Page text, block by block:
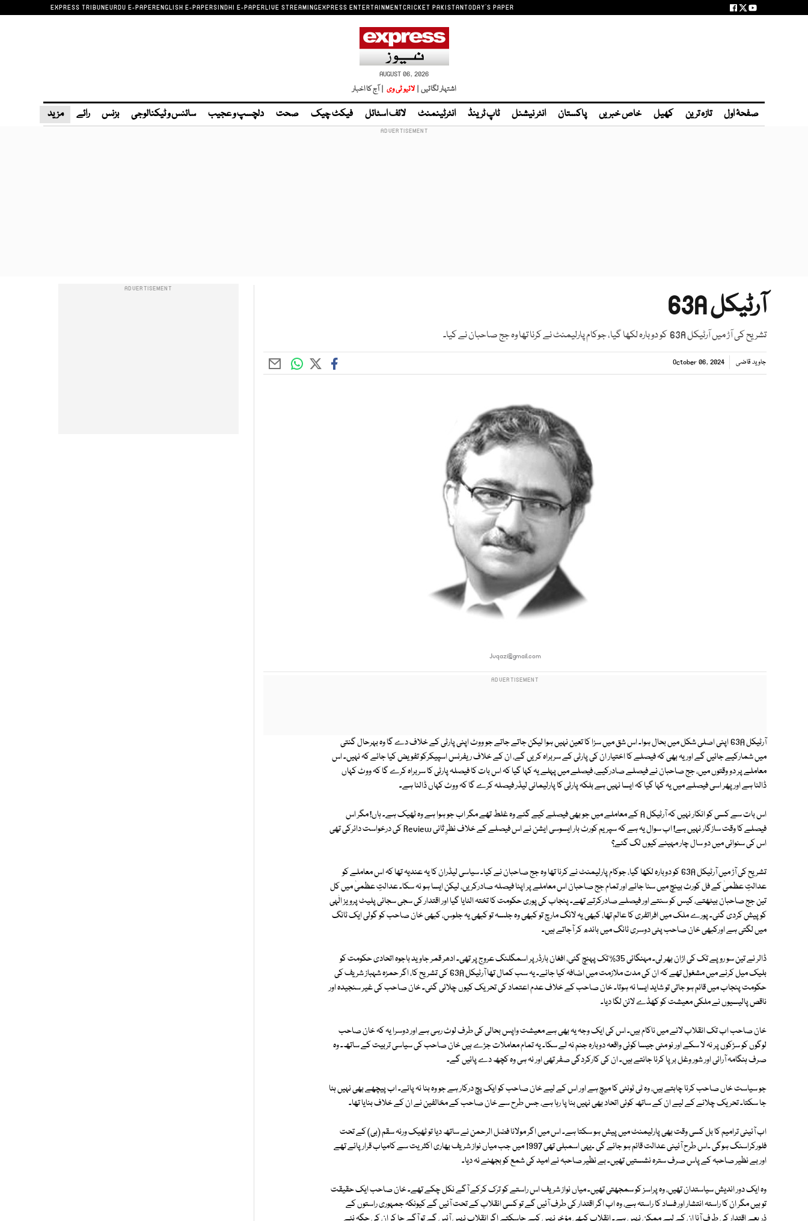
EXPRESS TRIBUNEURDU E-PAPERENGLISH E-PAPERSINDHI E-PAPERLIVE STREAMINGEXPRESS ENTERTAINMENTCRICKET PAKISTANTODAY'S PAPER
AUGUST 06, 2026
اشتہار لگائیں | لائیو ٹی وی | آج کا اخبار
صفحۂ اول تازہ ترین کھیل خاص خبریں پاکستان انٹر نیشنل ٹاپ ٹرینڈ انٹرٹینمنٹ لائف اسٹائل فیکٹ چیک صحت دلچسپ و عجیب سائنس و ٹیکنالوجی بزنس رائے مزید
آرٹیکل 63A
تشریح کی آڑ میں آرٹیکل 63A کو دوبارہ لکھا گیا، جوکام پارلیمنٹ نے کرنا تھا وہ جج صاحبان نے کیا۔
جاوید قاضی October 06, 2024
Jvqazi@gmail.com
آرٹیکل 63A اپنی اصلی شکل میں بحال ہوا۔ اس شق میں سزا کا تعین نہیں ہوا لیکن جاتے جاتے جو ووٹ اپنی پارٹی کے خلاف دے گا وہ بہرحال گنتی
میں شمارکیے جائیں گے اور یہ بھی کہ فیصلے کا اختیار ان کی پارٹی کے سربراہ کریں گے، ان کے خلاف ریفرنس اسپیکرکو تفویض کیا جائے کہ نہیں۔ اس
معاملے پر دو وقتوں میں، جج صاحبان نے فیصلے صادرکیے، فیصلے میں پہلے یہ کہا گیا کہ اس بات کا فیصلہ پارٹی کا سربراہ کرے گا کہ ووٹ کہاں
ڈالنا ہے اور پھر اسی فیصلے میں یہ کہا گیا کہ ایسا نہیں ہے بلکہ پارٹی کا پارلیمانی لیڈر فیصلہ کرے گا کہ ووٹ کہاں ڈالنا ہے۔
اس بات سے کسی کو انکار نہیں کہ آرٹیکل A کے معاملے میں جو بھی فیصلے کیے گئے وہ غلط تھے مگر اب جو ہوا ہے وہ ٹھیک ہے۔ ہاں! مگر اس
فیصلے کا وقت سازگار نہیں ہے! اب سوال یہ ہے کہ سپریم کورٹ بار ایسوسی ایشن نے اس فیصلے کے خلاف نظرِ ثانی Review کی درخواست دائرکی تھی
اس کی سنوائی میں دو سال چار مہینے کیوں لگ گئے؟
تشریح کی آڑ میں آرٹیکل 63A کو دوبارہ لکھا گیا، جوکام پارلیمنٹ نے کرنا تھا وہ جج صاحبان نے کیا۔ سیاسی لیڈران کا یہ عندیہ تھا کہ اس معاملے کو
عدالتِ عظمیٰ کے فل کورٹ بینچ میں سنا جائے اور تمام جج صاحبان اس معاملے پر اپنا فیصلہ صادرکریں، لیکن ایسا ہو نہ سکا۔ عدالتِ عظمیٰ میں کل
تین جج صاحبان بیٹھتے، کیس کو سنتے اور فیصلے صادرکرتے تھے۔ پنجاب کی پوری حکومت کا تختہ الٹایا گیا اور اقتدار کی سجی سجائی پلیٹ پرویز الٰہی
کو پیش کردی گئی۔ پورے ملک میں افراتفری کا عالم تھا، کبھی یہ لانگ مارچ تو کبھی وہ جلسہ تو کبھی یہ جلوس، کبھی خان صاحب کو گولی ایک ٹانگ
میں لگتی ہے اورکبھی خان صاحب پٹی دوسری ٹانگ میں باندھ کر آجاتے ہیں۔
ڈالر نے تین سو روپے تک کی اڑان بھر لی۔ مہنگائی 35% تک پہنچ گئی، افغان بارڈر پر اسمگلنگ عروج پر تھی۔ ادھر قمر جاوید باجوہ اتحادی حکومت کو
بلیک میل کرنے میں مشغول تھے کہ ان کی مدت ملازمت میں اضافہ کیا جائے۔ یہ سب کمال تھا آرٹیکل 63A کی تشریح کا، اگر حمزہ شہباز شریف کی
حکومت پنجاب میں قائم ہو جاتی تو شاید ایسا نہ ہوتا۔ خان صاحب کے خلاف عدم اعتماد کی تحریک کیوں چلائی گئی۔ خان صاحب کی غیر سنجیدہ اور
ناقص پالیسیوں نے ملکی معیشت کو کھڈے لائن لگا دیا۔
خان صاحب اب تک انقلاب لانے میں ناکام ہیں۔ اس کی ایک وجہ یہ بھی ہے معیشت واپس بحالی کی طرف لوٹ رہی ہے اور دوسرا یہ کہ خان صاحب
لوگوں کو سڑکوں پر نہ لا سکے اور نو مئی جیسا کوئی واقعہ دوبارہ جنم نہ لے سکا۔ یہ تمام معاملات جڑے ہیں خان صاحب کی سیاسی تربیت کے ساتھ۔ وہ
صرف ہنگامہ آرائی اور شور وغل برپا کرنا جانتے ہیں۔ ان کی کارکردگی صفر تھی اور نہ ہی وہ کچھ دے پائیں گے۔
جو سیاست خاں صاحب کرنا چاہتے ہیں، وہ ٹی ٹونٹی کا میچ ہے اور اس کے لیے خان صاحب کو ایک پچ درکار ہے جو وہ بنا نہ پائے۔ اب پیچھے بھی نہیں ہٹا
جا سکتا۔ تحریک چلانے کے لیے ان کے ساتھ کوئی اتحاد بھی نہیں بنا پا رہا ہے، جس طرح سے خان صاحب کے مخالفین نے ان کے خلاف بنایا تھا۔
اب آئینی ترامیم کا بل کسی وقت بھی پارلیمنٹ میں پیش ہو سکتا ہے۔ اس میں اگر مولانا فضل الرحمن نے ساتھ دیا تو ٹھیک ورنہ سقم (بی) کے تحت
فلورکراسنگ ہوگی ۔اس طرح آئینی عدالت قائم ہو جائے گی ۔یہی اسمبلی تھی 1997 میں جب میاں نواز شریف بھاری اکثریت سے کامیاب قرار پائے تھے
اور بے نظیر صاحبہ کے پاس صرف سترہ نشستیں تھیں۔ بے نظیر صاحبہ نے امید کی شمع کو بجھنے نہ دیا۔
وہ ایک دور اندیش سیاستدان تھیں، وہ پراسز کو سمجھتی تھیں۔ میاں نواز شریف اس راستے کو ترک کرکے آگے نکل چکے تھے۔ خان صاحب ایک حقیقت
تو ہیں مگر ان کا راستہ انتشار اور فساد کا راستہ ہے، وہ اب اگر اقتدار کی طرف آئیں گے تو کسی انقلاب کے تحت آئیں گے کیونکہ جمہوری راستوں کے